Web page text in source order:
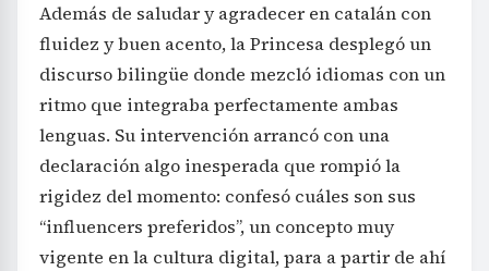
Además de saludar y agradecer en catalán con
fluidez y buen acento, la Princesa desplegó un
discurso bilingüe donde mezcló idiomas con un
ritmo que integraba perfectamente ambas
lenguas. Su intervención arrancó con una
declaración algo inesperada que rompió la
rigidez del momento: confesó cuáles son sus
“influencers preferidos”, un concepto muy
vigente en la cultura digital, para a partir de ahí